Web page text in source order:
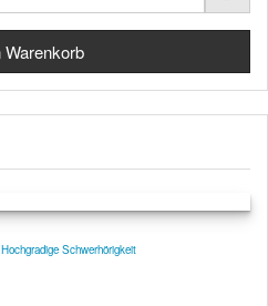
Schwerhörigkeit